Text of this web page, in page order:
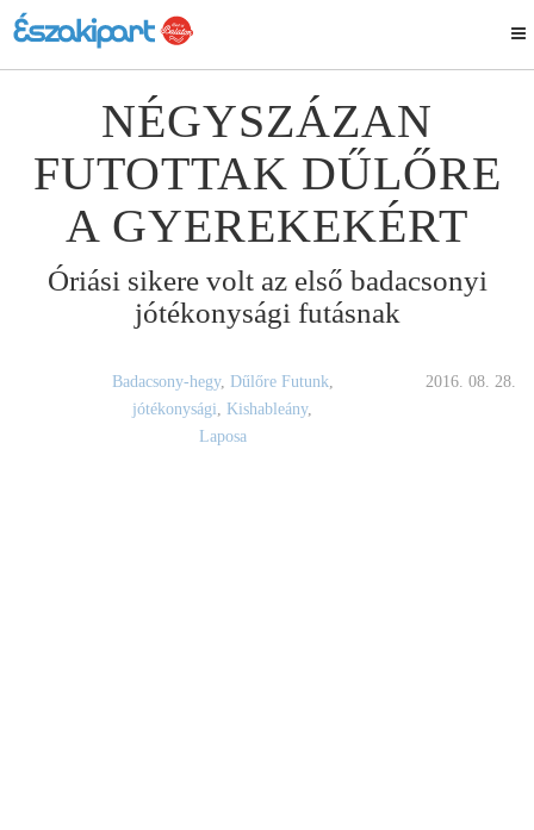
NÉGYSZÁZAN
FUTOTTAK DŰLŐRE
A GYEREKEKÉRT
Óriási sikere volt az első badacsonyi
jótékonysági futásnak
Badacsony-hegy, Dűlőre Futunk,
jótékonysági,Kishableány,
Laposa
2016. 08. 28.